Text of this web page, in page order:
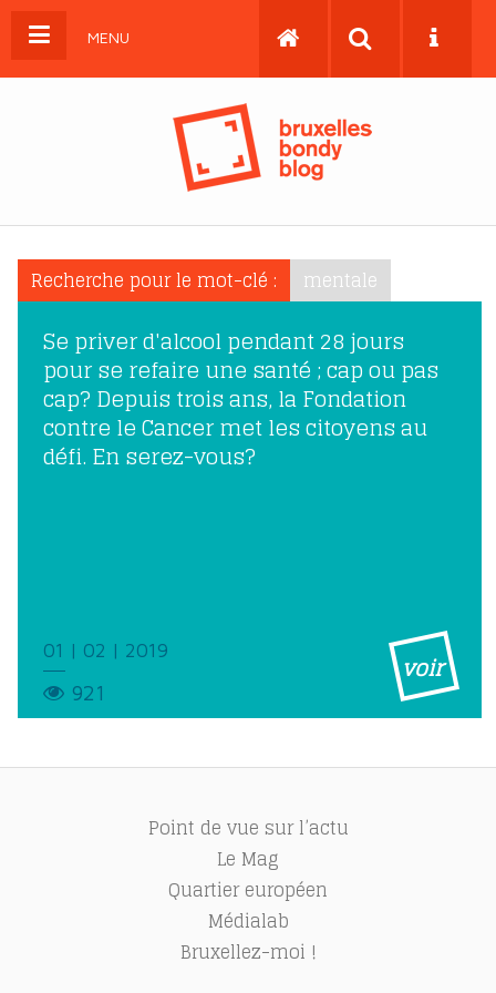
MENU
Recherche pour le mot-clé : mentale
Se priver d'alcool pendant 28 jours
pour se refaire une santé ; cap ou pas
cap? Depuis trois ans, la Fondation
contre le Cancer met les citoyens au
défi. En serez-vous?
voir
01 | 02 | 2019
921
Point de vue sur l’actu
Le Mag
Quartier européen
Médialab
Bruxellez-moi !